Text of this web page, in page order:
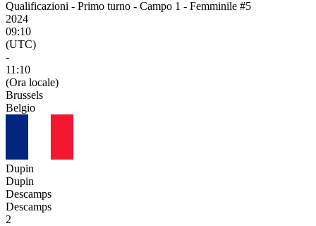
Qualificazioni - Primo turno - Campo 1 - Femminile #5
2024
09:10
(UTC)
-
11:10
(Ora locale)
Brussels
Belgio
Dupin
Dupin
Descamps
Descamps
2